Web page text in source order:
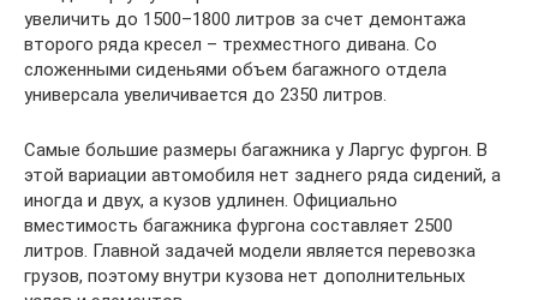
увеличить до 1500–1800 литров за счет демонтажа
второго ряда кресел – трехместного дивана. Со
сложенными сиденьями объем багажного отдела
универсала увеличивается до 2350 литров.
Самые большие размеры багажника у Ларгус фургон. В
этой вариации автомобиля нет заднего ряда сидений, а
иногда и двух, а кузов удлинен. Официально
вместимость багажника фургона составляет 2500
литров. Главной задачей модели является перевозка
грузов, поэтому внутри кузова нет дополнительных